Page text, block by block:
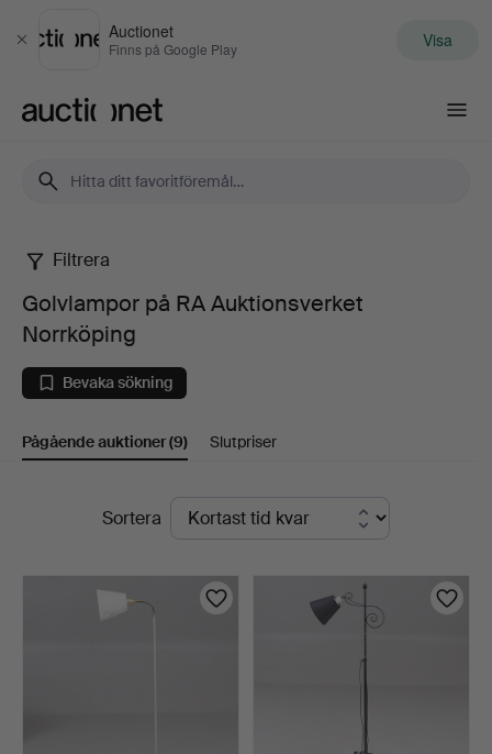
Stäng
Auctionet
Finns på Google Play Visa
Golvlampor
på
RA
Auktionsverket
Filtrera
Golvlampor på RA Auktionsverket
Norrköping
Bevaka sökning
Pågående auktioner(9) Slutpriser
PågåendeSortera